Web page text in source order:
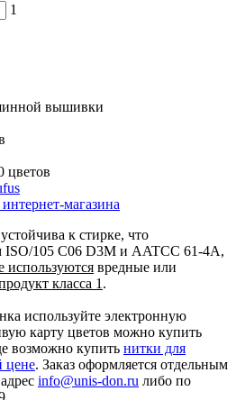
1
вышивки
цветов
магазина
к стирке, что
ISO/105 C06 D3M и AATCC 61-4A,
используются вредные или
класса 1 .
используйте электронную
карту цветов можно купить
возможно купить нитки для
цене. Заказ оформляется отдельным
info@unis-don.ru либо по